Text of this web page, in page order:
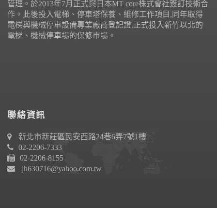
管理。於2013年7月正式與日本MT core株式會社簽訂技術合
作。此後投入電梯、停車塔保養、維修工作項目,同年取得
電梯與機械停車設備專業廠商登記證,正式投入新竹以北的
電梯、機械停車場的保修市場。
聯絡資訊
新北市新莊區民安西路24巷6弄7號1樓
02-2206-7333
02-2206-8155
jh630716@yahoo.com.tw